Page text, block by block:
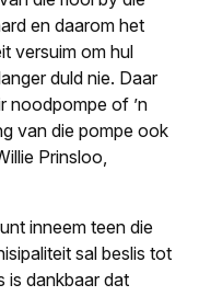
en daarom het
versuim om hul
duld nie. Daar
noodpompe of ’n
van die pompe ook
Prinsloo,
inneem teen die
sal beslis tot
is dankbaar dat